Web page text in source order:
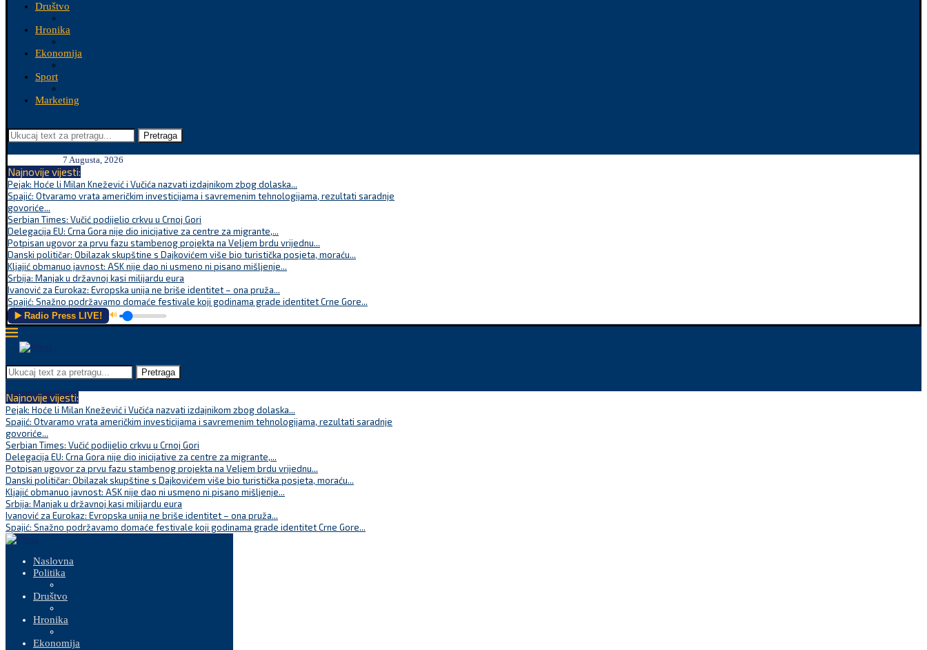
Društvo
Hronika
Ekonomija
Sport
Marketing
Pretraga
7 Augusta, 2026
Najnovije vijesti:
Pejak: Hoće li Milan Knežević i Vučića nazvati izdajnikom zbog dolaska...
Spajić: Otvaramo vrata američkim investicijama i savremenim tehnologijama, rezultati saradnje
govoriće...
Serbian Times: Vučić podijelio crkvu u Crnoj Gori
Delegacija EU: Crna Gora nije dio inicijative za centre za migrante,...
Potpisan ugovor za prvu fazu stambenog projekta na Veljem brdu vrijednu...
Danski političar: Obilazak skupštine s Dajkovićem više bio turistička posjeta, moraću...
Kljajić obmanuo javnost: ASK nije dao ni usmeno ni pisano mišljenje...
Srbija: Manjak u državnoj kasi milijardu eura
Ivanović za Eurokaz: Evropska unija ne briše identitet – ona pruža...
Spajić: Snažno podržavamo domaće festivale koji godinama grade identitet Crne Gore...
▶️ Radio Press LIVE! 🔊
Pretraga
Najnovije vijesti:
Pejak: Hoće li Milan Knežević i Vučića nazvati izdajnikom zbog dolaska...
Spajić: Otvaramo vrata američkim investicijama i savremenim tehnologijama, rezultati saradnje
govoriće...
Serbian Times: Vučić podijelio crkvu u Crnoj Gori
Delegacija EU: Crna Gora nije dio inicijative za centre za migrante,...
Potpisan ugovor za prvu fazu stambenog projekta na Veljem brdu vrijednu...
Danski političar: Obilazak skupštine s Dajkovićem više bio turistička posjeta, moraću...
Kljajić obmanuo javnost: ASK nije dao ni usmeno ni pisano mišljenje...
Srbija: Manjak u državnoj kasi milijardu eura
Ivanović za Eurokaz: Evropska unija ne briše identitet – ona pruža...
Spajić: Snažno podržavamo domaće festivale koji godinama grade identitet Crne Gore...
Naslovna
Politika
Društvo
Hronika
Ekonomija